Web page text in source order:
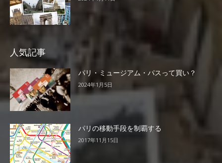
人気記事
パリ・ミュージアム・パスって買い？
2024年1月5日
パリの移動手段を制覇する
2017年11月15日